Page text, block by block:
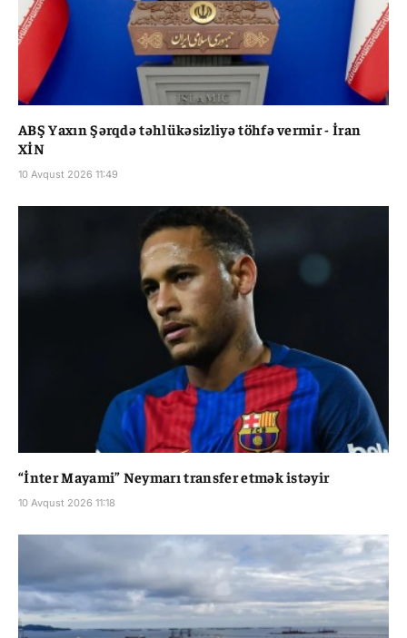
ABŞ Yaxın Şərqdə təhlükəsizliyə töhfə vermir - İran
XİN
10 Avqust 2026 11:49
“İnter Mayami” Neymarı transfer etmək istəyir
10 Avqust 2026 11:18